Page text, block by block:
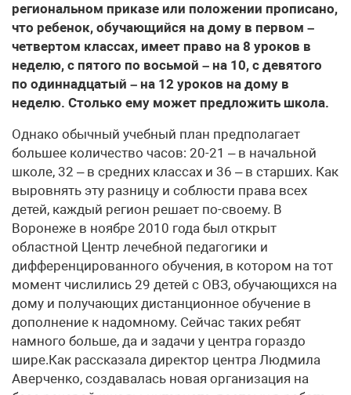
региональном приказе или положении прописано,
что ребенок, обучающийся на дому в первом –
четвертом классах, имеет право на 8 уроков в
неделю, с пятого по восьмой – на 10, с девятого
по одиннадцатый – на 12 уроков на дому в
неделю. Столько ему может предложить школа.
Однако обычный учебный план предполагает
большее количество часов: 20-21 – в начальной
школе, 32 – в средних классах и 36 – в старших. Как
выровнять эту разницу и соблюсти права всех
детей, каждый регион решает по-своему. В
Воронеже в ноябре 2010 года был открыт
областной Центр лечебной педагогики и
дифференцированного обучения, в котором на тот
момент числились 29 детей с ОВЗ, обучающихся на
дому и получающих дистанционное обучение в
дополнение к надомному. Сейчас таких ребят
намного больше, да и задачи у центра гораздо
шире.Как рассказала директор центра Людмила
Аверченко, создавалась новая организация на